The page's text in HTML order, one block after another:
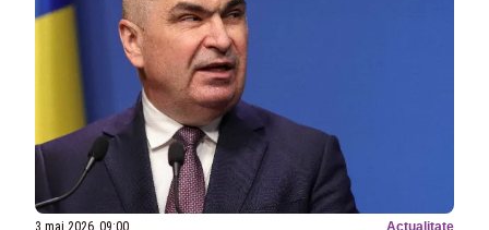
3 mai 2026, 09:00 Actualitate